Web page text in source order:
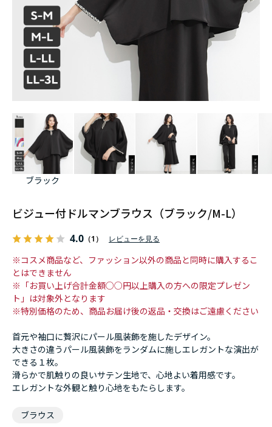
ブラック
ビジュー付ドルマンブラウス（ブラック/M-L）
4.0 （1） レビューを見る
※コスメ商品など、ファッション以外の商品と同時に購入するこ
とはできません
※「お買い上げ合計金額○○円以上購入の方への限定プレゼン
ト」は対象外となります
※特別価格のため、商品お届け後の返品・交換はご遠慮ください
首元や袖口に贅沢にパール風装飾を施したデザイン。
大きさの違うパール風装飾をランダムに施しエレガントな演出が
できる１枚。
滑らかで肌触りの良いサテン生地で、心地よい着用感です。
エレガントな外観と触り心地をもたらします。
ブラウス